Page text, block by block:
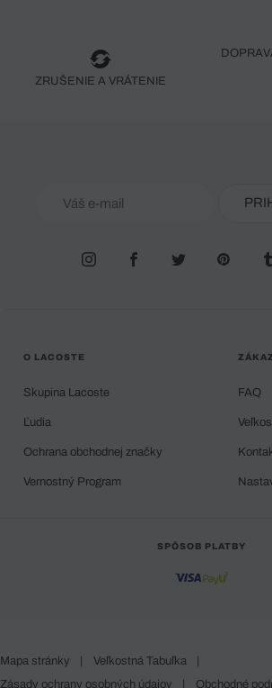
ZRUŠENIE A VRÁTENIE
O LACOSTE
Skupina Lacoste
Ľudia
Ochrana obchodnej značky
Vernostný Program
FAQ
SPÔSOB PLATBY
Mapa stránky | Veľkostná Tabuľka
|
Zásady ochrany osobných údajov
| Obchodné